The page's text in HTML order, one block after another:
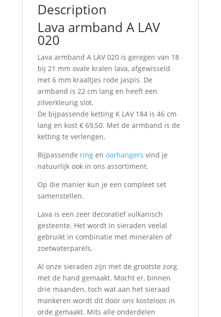
Description
Lava armband A LAV
020
Lava armband A LAV 020 is geregen van 18
bij 21 mm ovale kralen lava, afgewisseld
met 6 mm kraaltjes rode jaspis. De
armband is 22 cm lang en heeft een
zilverkleurig slot.
De bijpassende ketting K LAV 184 is 46 cm
lang en kost € 69,50. Met de armband is de
ketting te verlengen.
Bijpassende ringen oorhangers vind je
natuurlijk ook in ons assortiment.
Op die manier kun je een compleet set
samenstellen.
Lava is een zeer decoratief vulkanisch
gesteente. Het wordt in sieraden veelal
gebruikt in combinatie met mineralen of
zoetwaterparels.
Al onze sieraden zijn met de grootste zorg
met de hand gemaakt. Mocht er, binnen
drie maanden, toch wat aan het sieraad
mankeren wordt dit door ons kosteloos in
orde gemaakt. Mits alle onderdelen